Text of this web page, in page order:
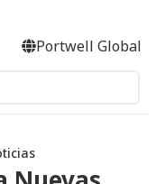
Portwell Global